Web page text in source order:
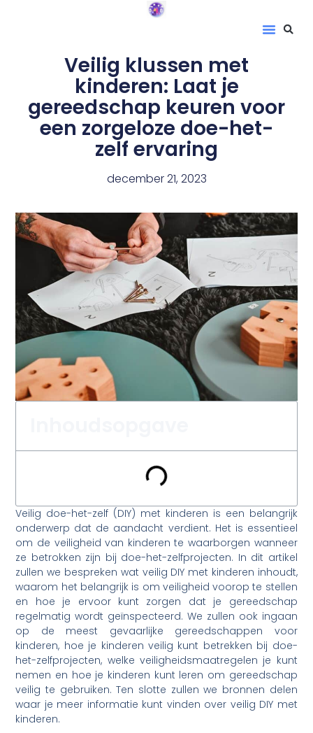
Veilig klussen met
kinderen: Laat je
gereedschap keuren voor
een zorgeloze doe-het-
zelf ervaring
december 21, 2023
Veilig doe-het-zelf (DIY) met kinderen is een belangrijk
onderwerp dat de aandacht verdient. Het is essentieel
om de veiligheid van kinderen te waarborgen wanneer
ze betrokken zijn bij doe-het-zelfprojecten. In dit artikel
zullen we bespreken wat veilig DIY met kinderen inhoudt,
waarom het belangrijk is om veiligheid voorop te stellen
en hoe je ervoor kunt zorgen dat je gereedschap
regelmatig wordt geïnspecteerd. We zullen ook ingaan
op de meest gevaarlijke gereedschappen voor
kinderen, hoe je kinderen veilig kunt betrekken bij doe-
het-zelfprojecten, welke veiligheidsmaatregelen je kunt
nemen en hoe je kinderen kunt leren om gereedschap
veilig te gebruiken. Ten slotte zullen we bronnen delen
waar je meer informatie kunt vinden over veilig DIY met
kinderen.